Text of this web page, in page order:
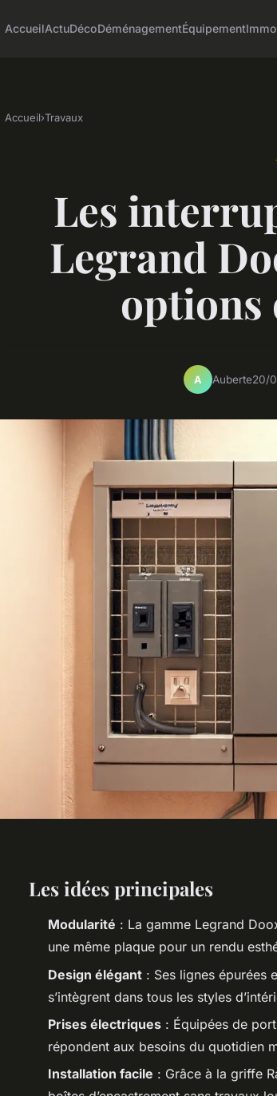
AccueilActuDécoDéménagementÉquipementImmo
Accueil›Travaux
Les
Legrand
options
A Auberte20/
Les idées principales
Modularité : La gamme Legrand
une même plaque pour un rendu
Design élégant : Ses lignes épurées
s’intègrent dans tous les styles
Prises électriques : Équipées de
répondent aux besoins du quotidien
Installation facile : Grâce à la griffe